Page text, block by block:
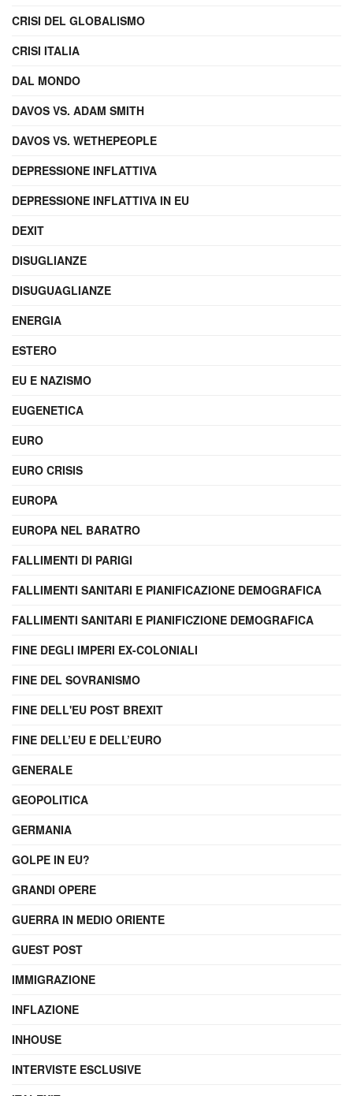
CRISI DEL GLOBALISMO
CRISI ITALIA
DAL MONDO
DAVOS VS. ADAM SMITH
DAVOS VS. WETHEPEOPLE
DEPRESSIONE INFLATTIVA
DEPRESSIONE INFLATTIVA IN EU
DEXIT
DISUGLIANZE
DISUGUAGLIANZE
ENERGIA
ESTERO
EU E NAZISMO
EUGENETICA
EURO
EURO CRISIS
EUROPA
EUROPA NEL BARATRO
FALLIMENTI DI PARIGI
FALLIMENTI SANITARI E PIANIFICAZIONE DEMOGRAFICA
FALLIMENTI SANITARI E PIANIFICZIONE DEMOGRAFICA
FINE DEGLI IMPERI EX-COLONIALI
FINE DEL SOVRANISMO
FINE DELL'EU POST BREXIT
FINE DELL’EU E DELL’EURO
GENERALE
GEOPOLITICA
GERMANIA
GOLPE IN EU?
GRANDI OPERE
GUERRA IN MEDIO ORIENTE
GUEST POST
IMMIGRAZIONE
INFLAZIONE
INHOUSE
INTERVISTE ESCLUSIVE